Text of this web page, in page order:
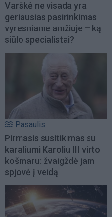
Varškė ne visada yra
geriausias pasirinkimas
vyresniame amžiuje – ką
siūlo specialistai?
Pasaulis
Pirmasis susitikimas su
karaliumi Karoliu III virto
košmaru: žvaigždė jam
spjovė į veidą